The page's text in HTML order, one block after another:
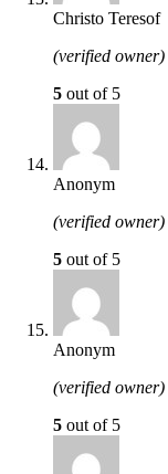
Christo Teresof
(verified owner)
5 out of 5
Anonym
(verified owner)
5 out of 5
Anonym
(verified owner)
5 out of 5